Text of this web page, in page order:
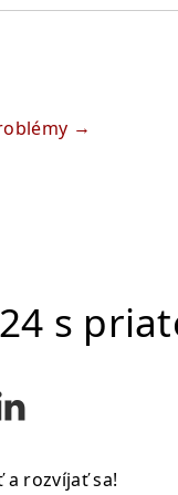
s
rozvíjať sa!